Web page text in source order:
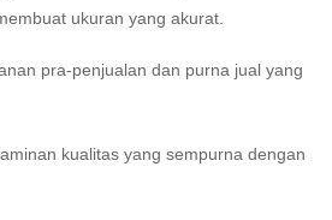
ukuran yang akurat.
pra-penjualan dan purna jual yang
kualitas yang sempurna dengan